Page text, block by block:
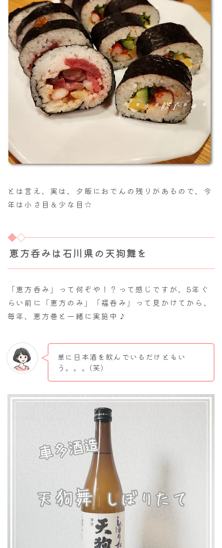
とは言え、実は、夕飯におでんの残りがあるので、今
年は小さ目＆少な目☆
恵方呑みは石川県の天狗舞を
「恵方呑み」って何ぞや！？って感じですが、5年ぐ
らい前に「恵方のみ」「福呑み」って見かけてから、
毎年、恵方巻と一緒に実施中♪
単に日本酒を飲んでいるだけともい
う。。。(笑)